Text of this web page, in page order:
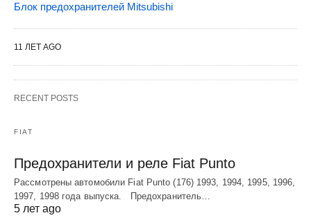
Блок предохранителей Mitsubishi
11 ЛЕТ AGO
RECENT POSTS
FIAT
Предохранители и реле Fiat Punto
Рассмотрены автомобили Fiat Punto (176) 1993, 1994, 1995, 1996,
1997, 1998 года выпуска. Предохранитель…
5 лет ago